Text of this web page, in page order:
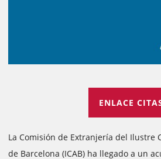
ENLACE
La Comisión de Extranjería del Ilustre
de Barcelona (ICAB) ha llegado a un